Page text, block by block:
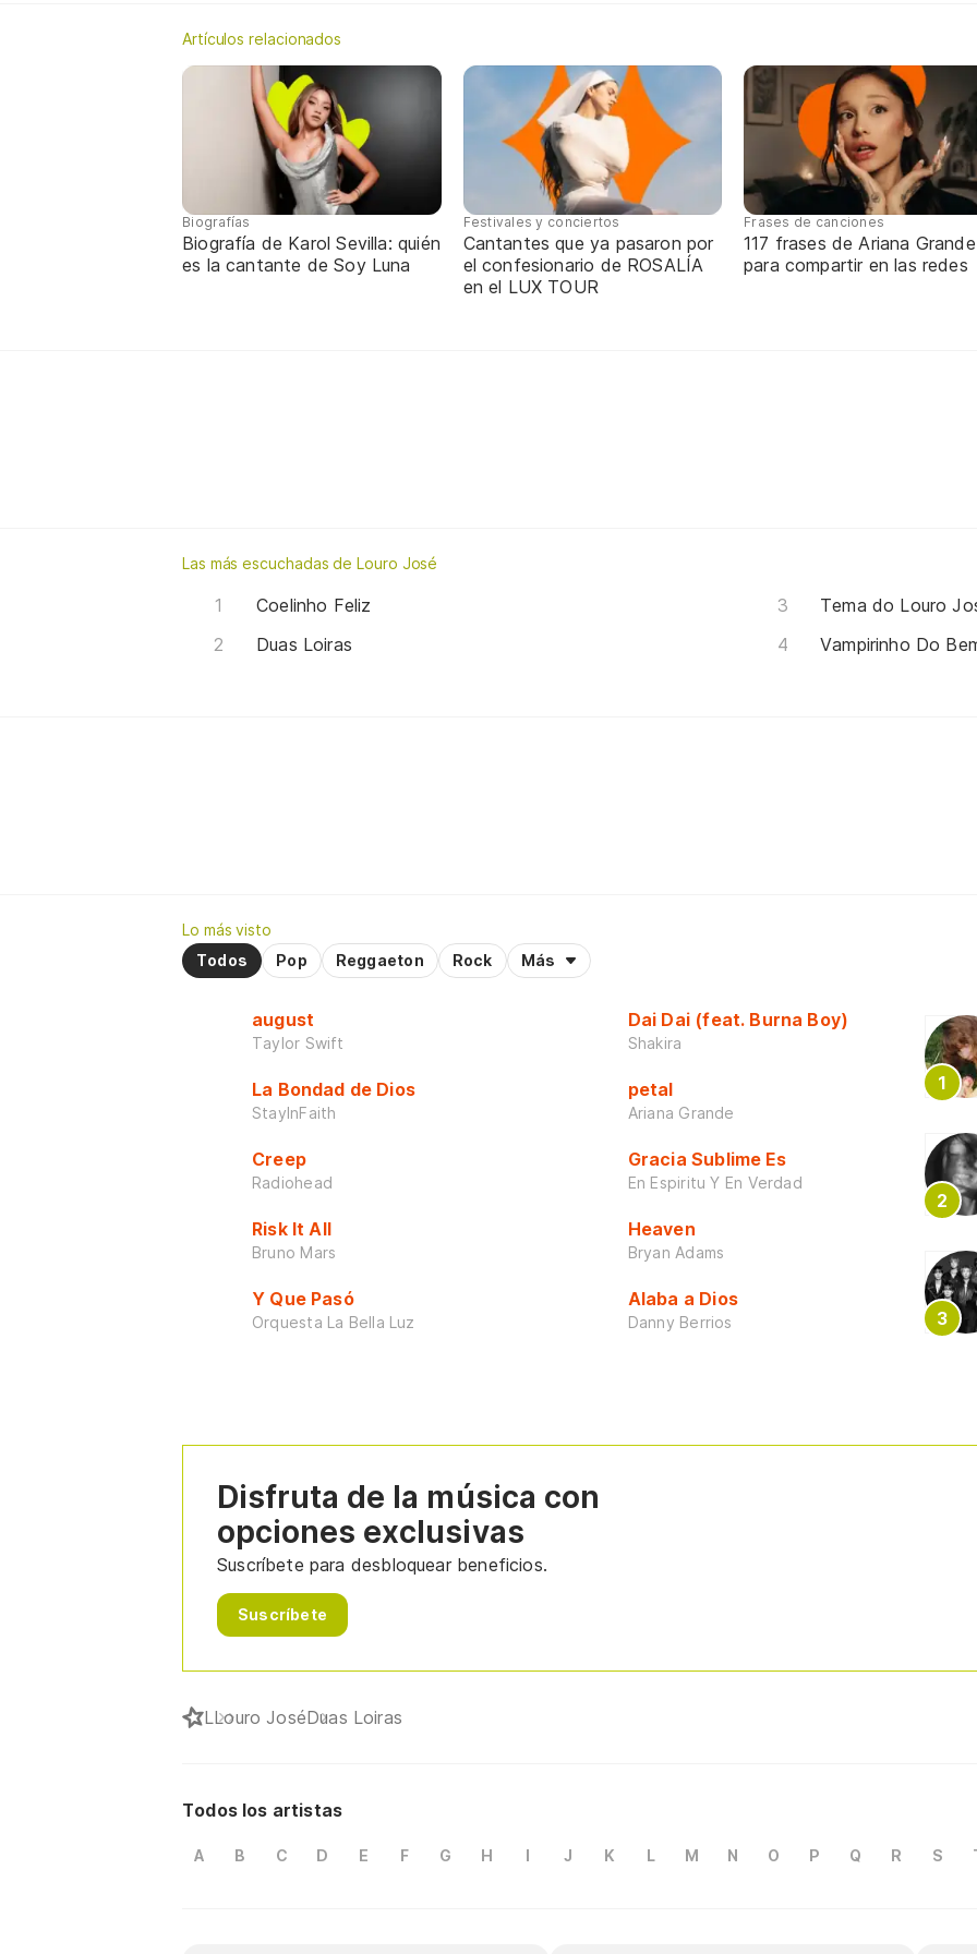
Artículos relacionados
Biografías
Biografía de Karol Sevilla: quién
es la cantante de Soy Luna
Festivales y conciertos
Cantantes que ya pasaron por
el confesionario de ROSALÍA
en el LUX TOUR
Frases de canciones
117 frases de Ariana Grande
para compartir en las redes
Las más escuchadas de Louro José
Coelinho Feliz
Duas Loiras
Tema do Louro
Vampirinho Do
Lo más visto
Todos
Pop Reggaeton Rock Más
august
Taylor Swift
La Bondad de Dios
StayInFaith
Creep
Radiohead
Risk It All
Bruno Mars
Y Que Pasó
Orquesta La Bella Luz
Dai Dai (feat. Burna Boy)
Shakira
petal
Ariana Grande
Gracia Sublime Es
En Espiritu Y En Verdad
Heaven
Bryan Adams
Alaba a Dios
Danny Berrios
Disfruta de la música con
opciones exclusivas
Suscríbete para desbloquear beneficios.
Suscríbete
LLouro JoséDuas Loiras
Todos los artistas
A B C D E F G H I J K L M N O P Q R S